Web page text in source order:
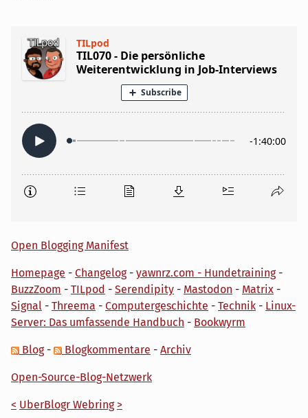
Open Blogging Manifest
Homepage - Changelog- yawnrz.com - Hundetraining-
BuzzZoom - TILpod - Serendipity - Mastodon - Matrix -
Signal - Threema - Computergeschichte - Technik - Linux-
Server: Das umfassende Handbuch - Bookwyrm
Blog- Blogkommentare - Archiv
Open-Source-Blog-Netzwerk
< UberBlogr Webring >